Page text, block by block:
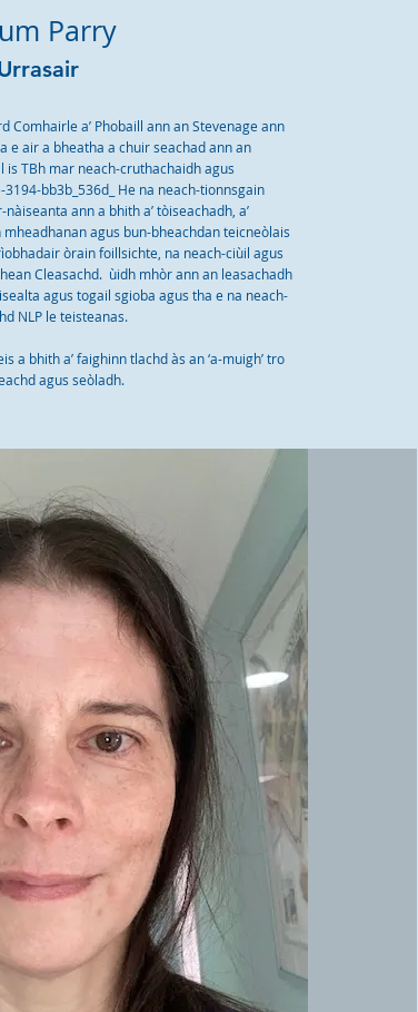
Parry
Comhairle a’ Phobaill ann an Stevenage ann
e air a bheatha a chuir seachad ann an
is TBh mar neach-cruthachaidh agus
bb3b_536d_ He na neach-tionnsgain
ann a bhith a’ tòiseachadh, a’
mheadhanan agus bun-bheachdan teicneòlais
òrain foillsichte, na neach-ciùil agus
Cleasachd. ùidh mhòr ann an leasachadh
agus togail sgioba agus tha e na neach-
NLP le teisteanas.
a bhith a’ faighinn tlachd às an ‘a-muigh’ tro
agus seòladh.